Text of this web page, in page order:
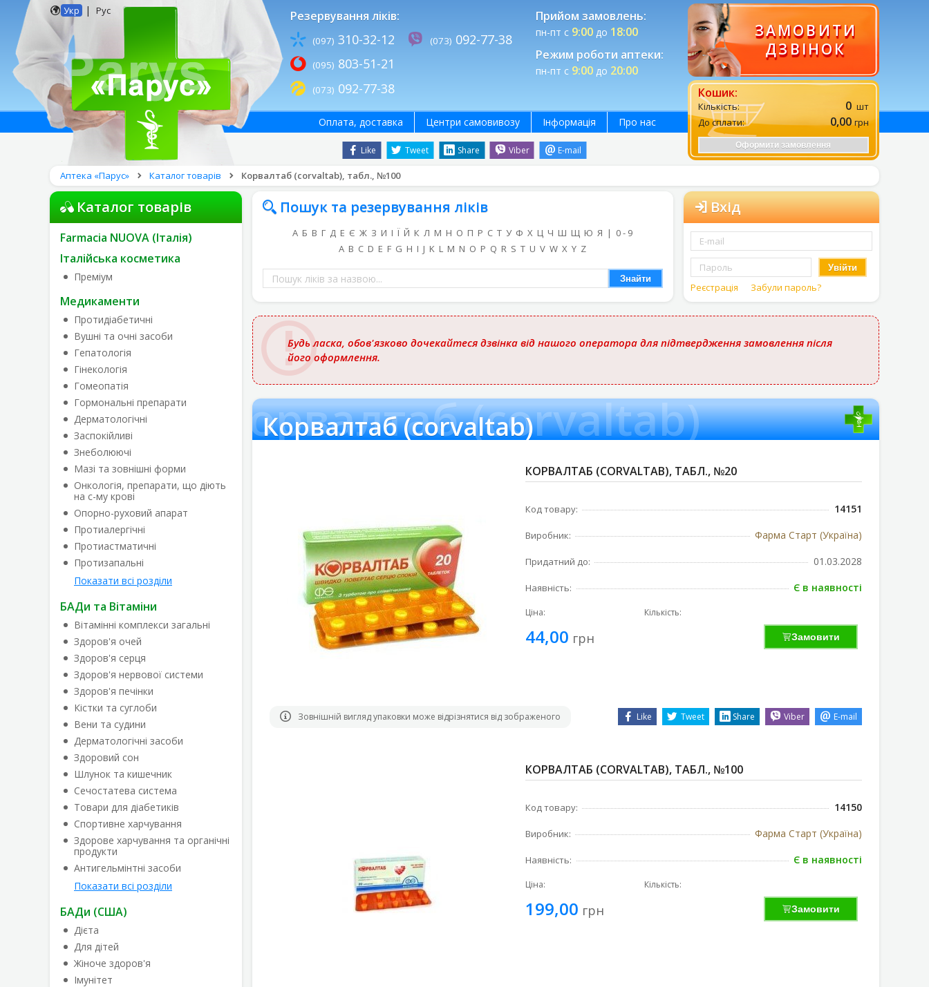
Укр | Рус Резервування ліків:
(097) 310-32-12
(095) 803-51-21
(073) 092-77-38
(073) 092-77-38
Прийом замовлень:
пн-пт с 9:00до 18:00
Режим роботи аптеки:
пн-пт с 9:00до 20:00
ЗАМОВИТИ
ДЗВІНОК
Кошик:
Кількість: 0 шт
До сплати:
0,00 грн
Оформити замовлення
Like Tweet Share Viber E-mail
Оплата, доставка Центри самовивозу Інформація Про нас
Аптека «Парус» Каталог товарів Корвалтаб (corvaltab), табл., №100
Каталог товарів
Farmacia NUOVA (Італія)
Італійська косметика
Преміум
Медикаменти
Протидіабетичні
Вушні та очні засоби
Гепатологія
Гінекологія
Гомеопатія
Гормональні препарати
Дерматологічні
Заспокійливі
Знеболюючі
Мазі та зовнішні форми
Онкологія, препарати, що діють
на с-му крові
Опорно-руховий апарат
Протиалергічні
Протиастматичні
Протизапальні
Показати всі розділи
БАДи та Вітаміни
Вітамінні комплекси загальні
Здоров'я очей
Здоров'я серця
Здоров'я нервової системи
Здоров'я печінки
Кістки та суглоби
Вени та судини
Дерматологічні засоби
Здоровий сон
Шлунок та кишечник
Сечостатева система
Товари для діабетиків
Спортивне харчування
Здорове харчування та органічні
продукти
Антигельмінтні засоби
Показати всі розділи
БАДи (США)
Дієта
Для дітей
Жіноче здоров'я
Імунітет
Пошук та резервування ліків
А Б В Г Д Е Є Ж З И І Ї Й К Л М Н О П Р С Т У Ф Х Ц Ч Ш Щ Ю Я | 0 - 9
A B C D E F G H I J K L M N O P Q R S T U V W X Y Z
Пошук
ліків
за
назвою
Знайти
Вхід
Увійти
Реєстрація Забули пароль?
Будь ласка, обов'язково дочекайтеся дзвінка від нашого оператора для підтвердження замовлення після
його оформлення.
Корвалтаб (corvaltab)
Корвалтаб (corvaltab)
КОРВАЛТАБ (CORVALTAB), ТАБЛ., №20
Код товару: 14151
Виробник: Фарма Старт (Україна)
Придатний до: 01.03.2028
Наявність: Є в наявності
Ціна:
44,00 грн
Кількість:
Замовити
Зовнішній вигляд упаковки може відрізнятися від зображеного Like Tweet Share Viber E-mail
КОРВАЛТАБ (CORVALTAB), ТАБЛ., №100
Код товару: 14150
Виробник: Фарма Старт (Україна)
Наявність: Є в наявності
Ціна:
199,00 грн
Кількість:
Замовити